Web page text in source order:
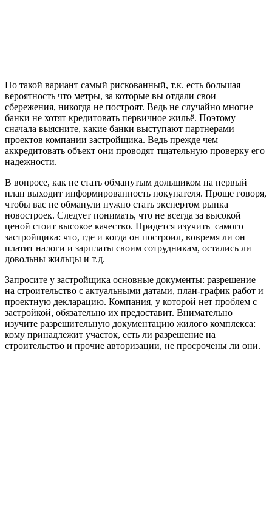
Но такой вариант самый рискованный, т.к. есть большая
вероятность что метры, за которые вы отдали свои
сбережения, никогда не построят. Ведь не случайно многие
банки не хотят кредитовать первичное жильё. Поэтому
сначала выясните, какие банки выступают партнерами
проектов компании застройщика. Ведь прежде чем
аккредитовать объект они проводят тщательную проверку его
надежности.
В вопросе, как не стать обманутым дольщиком на первый
план выходит информированность покупателя. Проще говоря,
чтобы вас не обманули нужно стать экспертом рынка
новостроек. Следует понимать, что не всегда за высокой
ценой стоит высокое качество. Придется изучить самого
застройщика: что, где и когда он построил, вовремя ли он
платит налоги и зарплаты своим сотрудникам, остались ли
довольны жильцы и т.д.
Запросите у застройщика основные документы: разрешение
на строительство с актуальными датами, план-график работ и
проектную декларацию. Компания, у которой нет проблем с
застройкой, обязательно их предоставит. Внимательно
изучите разрешительную документацию жилого комплекса:
кому принадлежит участок, есть ли разрешение на
строительство и прочие авторизации, не просрочены ли они.